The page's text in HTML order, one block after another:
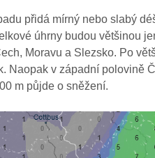
přidá mírný nebo slabý
úhrny budou většinou
Moravu a Slezsko. Po
Naopak v západní polovině
m půjde o sněžení.